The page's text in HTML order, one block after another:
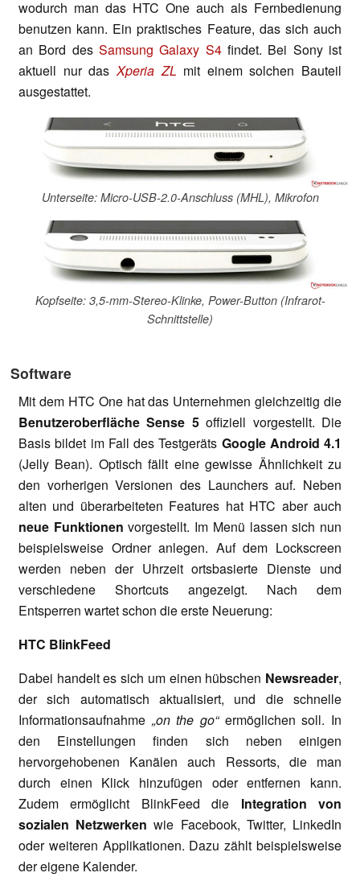
wodurch man das HTC One auch als Fernbedienung
benutzen kann. Ein praktisches Feature, das sich auch
an Bord des Samsung Galaxy S4findet. Bei Sony ist
aktuell nur dasXperia ZL mit einem solchen Bauteil
ausgestattet.
Unterseite: Micro-USB-2.0-Anschluss (MHL), Mikrofon
Kopfseite: 3,5-mm-Stereo-Klinke, Power-Button (Infrarot-
Schnittstelle)
Software
Mit dem HTC One hat das Unternehmen gleichzeitig die
Benutzeroberfläche Sense 5offiziell vorgestellt. Die
Basis bildet im Fall des Testgeräts Google Android 4.1
(Jelly Bean). Optisch fällt eine gewisse Ähnlichkeit zu
den vorherigen Versionen des Launchers auf. Neben
alten und überarbeiteten Features hat HTC aber auch
neue Funktionen vorgestellt. Im Menü lassen sich nun
beispielsweise Ordner anlegen. Auf dem Lockscreen
werden neben der Uhrzeit ortsbasierte Dienste und
verschiedene Shortcuts angezeigt. Nach dem
Entsperren wartet schon die erste Neuerung:
HTC BlinkFeed
Dabei handelt es sich um einen hübschen Newsreader,
der sich automatisch aktualisiert, und die schnelle
Informationsaufnahme „on the go“ermöglichen soll. In
den Einstellungen finden sich neben einigen
hervorgehobenen Kanälen auch Ressorts, die man
durch einen Klick hinzufügen oder entfernen kann.
Zudem ermöglicht BlinkFeed die Integration von
sozialen Netzwerken wie Facebook, Twitter, LinkedIn
oder weiteren Applikationen. Dazu zählt beispielsweise
der eigene Kalender.